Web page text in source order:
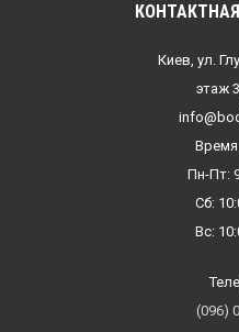
Киев, ул.
этаж
Пн-Пт:
Сб:
Вс:
(096)